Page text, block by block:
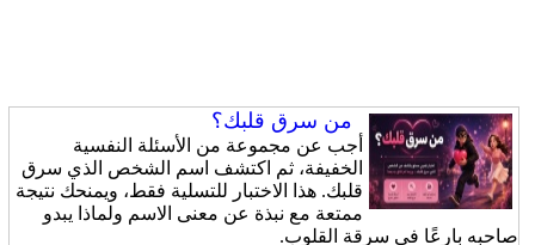
من سرق قلبك؟
أجب عن مجموعة من الأسئلة النفسية
الخفيفة، ثم اكتشف اسم الشخص الذي سرق
قلبك. هذا الاختبار للتسلية فقط، ويمنحك نتيجة
ممتعة مع نبذة عن معنى الاسم ولماذا يبدو
صاحبه بارعًا في سرقة القلوب.